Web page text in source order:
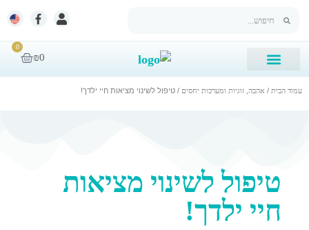
₪0
0
עמוד הבית / אהבה, זוגיות ומערכות יחסים / טיפול לשינוי מציאות חיי ילדך!
טיפול לשינוי מציאות
חיי ילדך!